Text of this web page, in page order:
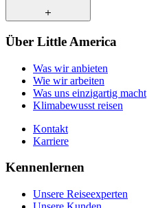
Was uns einzigartig macht
Kontakt
Karriere
Unsere Reiseexperten
Über Little America
Was wir anbieten
Wie wir arbeiten
Was uns einzigartig macht
Klimabewusst reisen
Kontakt
Karriere
Kennenlernen
Unsere Reiseexperten